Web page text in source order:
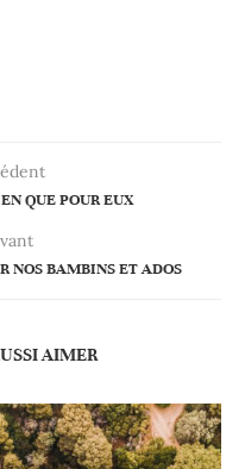
QUE POUR EUX
NOS BAMBINS ET ADOS
AIMER